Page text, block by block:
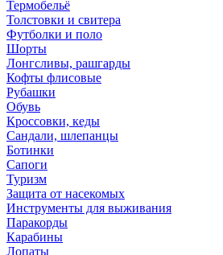
Термобельё
Толстовки и свитера
Футболки и поло
Шорты
Лонгсливы, рашгарды
Кофты флисовые
Рубашки
Обувь
Кроссовки, кеды
Сандали, шлепанцы
Ботинки
Сапоги
Туризм
Защита от насекомых
Инструменты для выживания
Паракорды
Карабины
Лопаты